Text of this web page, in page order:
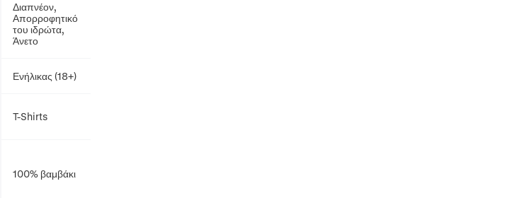
Διαπνέον,
Απορροφητικό
του ιδρώτα,
Άνετο
Ενήλικας (18+)
T-Shirts
100% βαμβάκι